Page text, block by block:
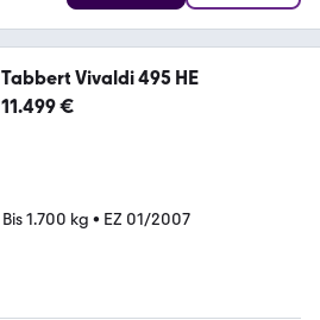
Tabbert Vivaldi 495 HE
11.499 €
Bis 1.700 kg • EZ 01/2007